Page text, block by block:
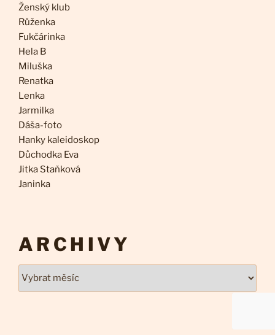
Ženský klub
Růženka
Fukčárinka
Hela B
Miluška
Renatka
Lenka
Jarmilka
Dáša-foto
Hanky kaleidoskop
Důchodka Eva
Jitka Staňková
Janinka
ARCHIVY